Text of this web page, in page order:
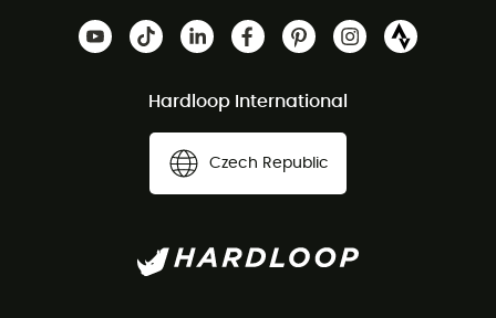
Hardloop International
Czech Republic